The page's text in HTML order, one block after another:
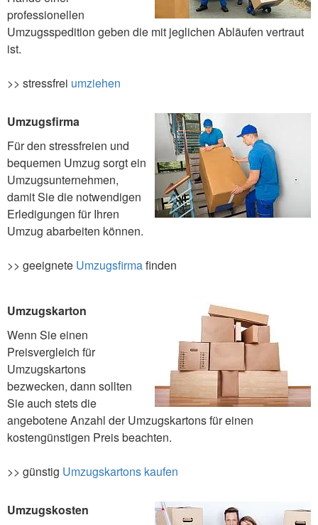
professionellen
Umzugsspedition geben die mit jeglichen Abläufen vertraut
ist.
>> stressfrei umziehen
Umzugsfirma
Für den stressfreien und
bequemen Umzug sorgt ein
Umzugsunternehmen,
damit Sie die notwendigen
Erledigungen für Ihren
Umzug abarbeiten können.
>> geeignete Umzugsfirmafinden
Umzugskarton
Wenn Sie einen
Preisvergleich für
Umzugskartons
bezwecken, dann sollten
Sie auch stets die
angebotene Anzahl der Umzugskartons für einen
kostengünstigen Preis beachten.
>> günstig Umzugskartons kaufen
Umzugskosten